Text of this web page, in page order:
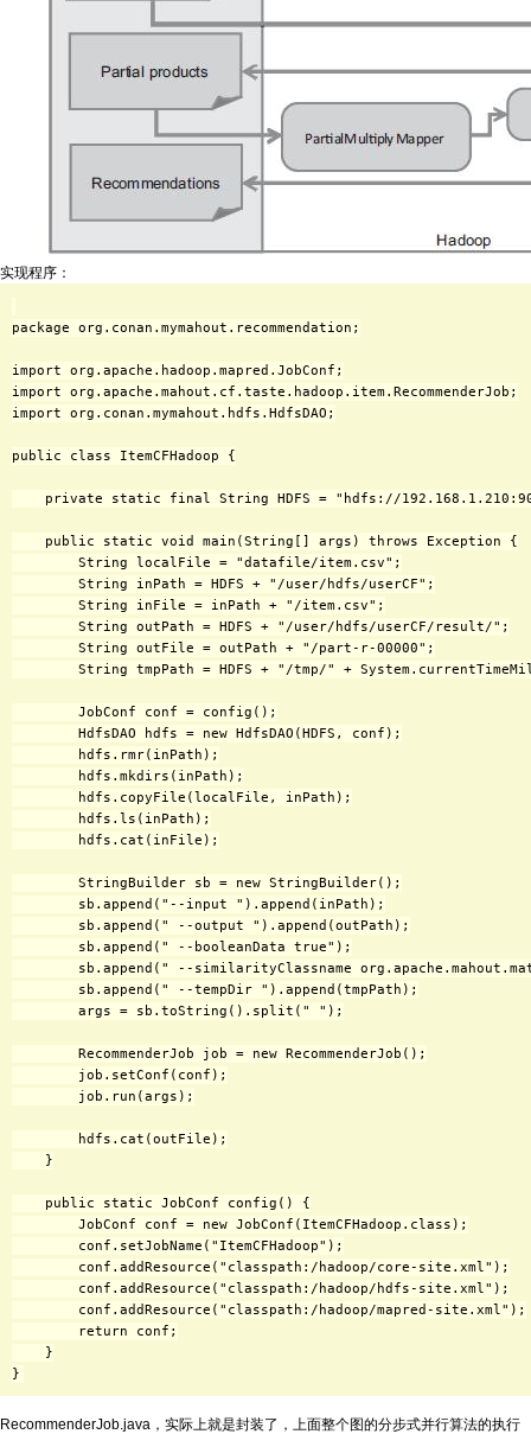
实现程序：
package org.conan.mymahout.recommendation;
import org.apache.hadoop.mapred.JobConf;
import org.apache.mahout.cf.taste.hadoop.item.RecommenderJob;
import org.conan.mymahout.hdfs.HdfsDAO;
public class ItemCFHadoop {
private static final String HDFS = "hdfs://
    public static void main(String[] args) throws Exception {
        String localFile = "datafile/item.csv";
        String inPath = HDFS + "/user/hdfs/userCF";
        String inFile = inPath + "/item.csv";
        String outPath = HDFS + "/user/hdfs/userCF/result/";
        String outFile = outPath + "/part-r-00000";
String tmpPath = HDFS + "/tmp/" +
        JobConf conf = config();
        HdfsDAO hdfs = new HdfsDAO(HDFS, conf);
        hdfs.rmr(inPath);
        hdfs.mkdirs(inPath);
        hdfs.copyFile(localFile, inPath);
        hdfs.ls(inPath);
        hdfs.cat(inFile);
        StringBuilder sb = new StringBuilder();
        sb.append("--input ").append(inPath);
        sb.append(" --output ").append(outPath);
        sb.append(" --booleanData true");
sb.append(" --similarityClassname
        sb.append(" --tempDir ").append(tmpPath);
        args = sb.toString().split(" ");
        RecommenderJob job = new RecommenderJob();
        job.setConf(conf);
        job.run(args);
        hdfs.cat(outFile);
    }
    public static JobConf config() {
        JobConf conf = new JobConf(ItemCFHadoop.class);
        conf.setJobName("ItemCFHadoop");
        conf.addResource("classpath:/hadoop/core-site.xml");
        conf.addResource("classpath:/hadoop/hdfs-site.xml");
        conf.addResource("classpath:/hadoop/mapred-site.xml");
        return conf;
    }
RecommenderJob.java，实际上就是封装了，上面整个图的分步式并行算法的执行